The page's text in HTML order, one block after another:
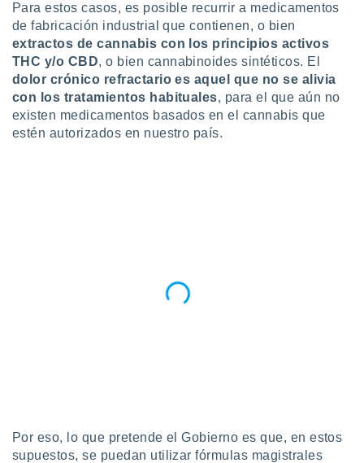
Para estos casos, es posible recurrir a medicamentos
de fabricación industrial que contienen, o bien
extractos de cannabis con los principios activos
THC y/o CBD, o bien cannabinoides sintéticos. El
dolor crónico refractario es aquel que no se alivia
con los tratamientos habituales, para el que aún no
existen medicamentos basados en el cannabis que
estén autorizados en nuestro país.
Por eso, lo que pretende el Gobierno es que, en estos
supuestos, se puedan utilizar fórmulas magistrales